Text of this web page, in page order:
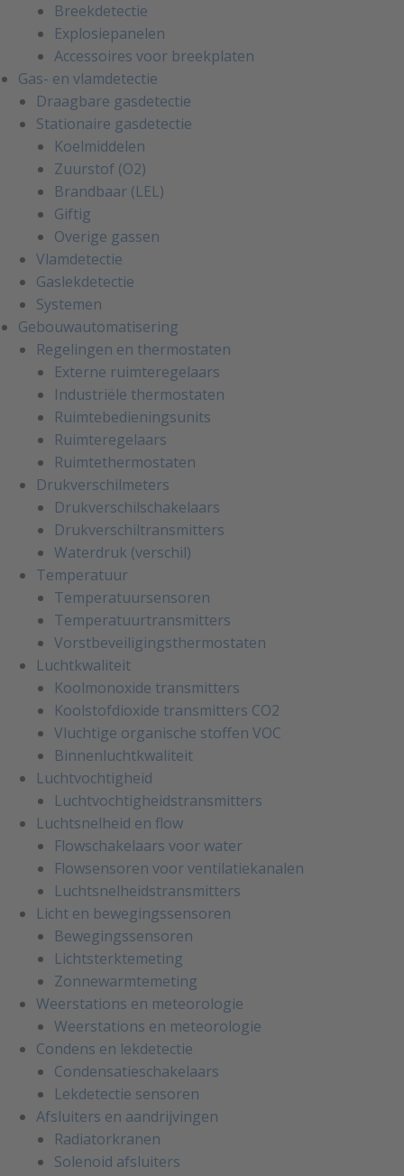
Breekdetectie
Explosiepanelen
Accessoires voor breekplaten
Gas- en vlamdetectie
Draagbare gasdetectie
Stationaire gasdetectie
Koelmiddelen
Zuurstof (O2)
Brandbaar (LEL)
Giftig
Overige gassen
Vlamdetectie
Gaslekdetectie
Systemen
Gebouwautomatisering
Regelingen en thermostaten
Externe ruimteregelaars
Industriële thermostaten
Ruimtebedieningsunits
Ruimteregelaars
Ruimtethermostaten
Drukverschilmeters
Drukverschilschakelaars
Drukverschiltransmitters
Waterdruk (verschil)
Temperatuur
Temperatuursensoren
Temperatuurtransmitters
Vorstbeveiligingsthermostaten
Luchtkwaliteit
Koolmonoxide transmitters
Koolstofdioxide transmitters CO2
Vluchtige organische stoffen VOC
Binnenluchtkwaliteit
Luchtvochtigheid
Luchtvochtigheidstransmitters
Luchtsnelheid en flow
Flowschakelaars voor water
Flowsensoren voor ventilatiekanalen
Luchtsnelheidstransmitters
Licht en bewegingssensoren
Bewegingssensoren
Lichtsterktemeting
Zonnewarmtemeting
Weerstations en meteorologie
Weerstations en meteorologie
Condens en lekdetectie
Condensatieschakelaars
Lekdetectie sensoren
Afsluiters en aandrijvingen
Radiatorkranen
Solenoid afsluiters